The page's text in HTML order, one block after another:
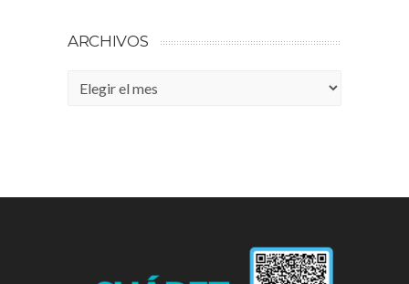
ARCHIVOS
Archivos